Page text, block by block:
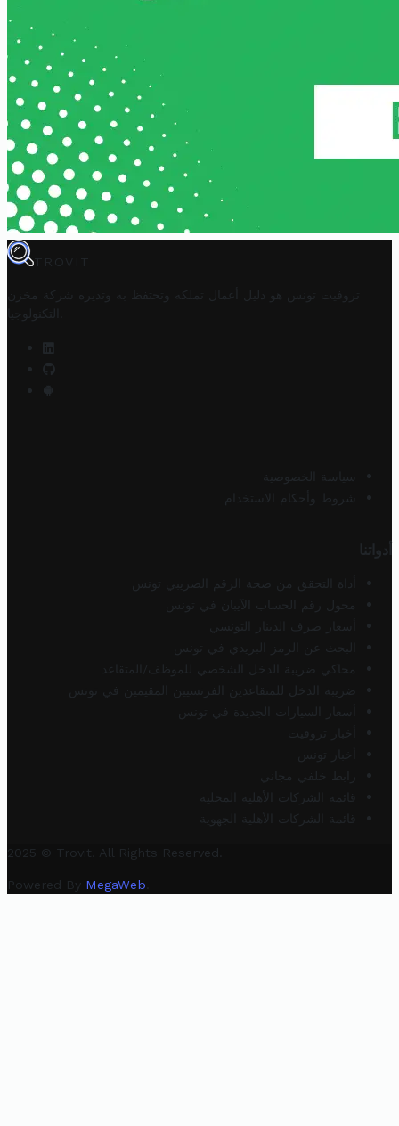
TROVIT
تروفيت تونس هو دليل أعمال تملكه وتحتفظ به وتديره
شركة مخزن
التكنولوجيا
سياسة الخصوصية
شروط وأحكام الاستخدام
أدواتنا
أداة التحقق من صحة الرقم الضريبي تونس
محول رقم الحساب الآيبان في تونس
أسعار صرف الدينار التونسي
البحث عن الرمز البريدي في تونس
محاكي ضريبة الدخل الشخصي للموظف/المتقاعد
ضريبة الدخل للمتقاعدين الفرنسيين المقيمين في تونس
أسعار السيارات الجديدة في تونس
أخبار تروفيت
أخبار تونس
رابط خلفي مجاني
قائمة الشركات الأهلية المحلية
قائمة الشركات الأهلية الجهوية
2025 © Trovit. All Rights Reserved.
Powered By MegaWeb